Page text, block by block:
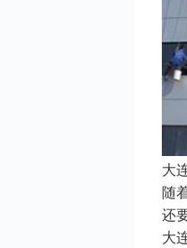
大
随
还
大